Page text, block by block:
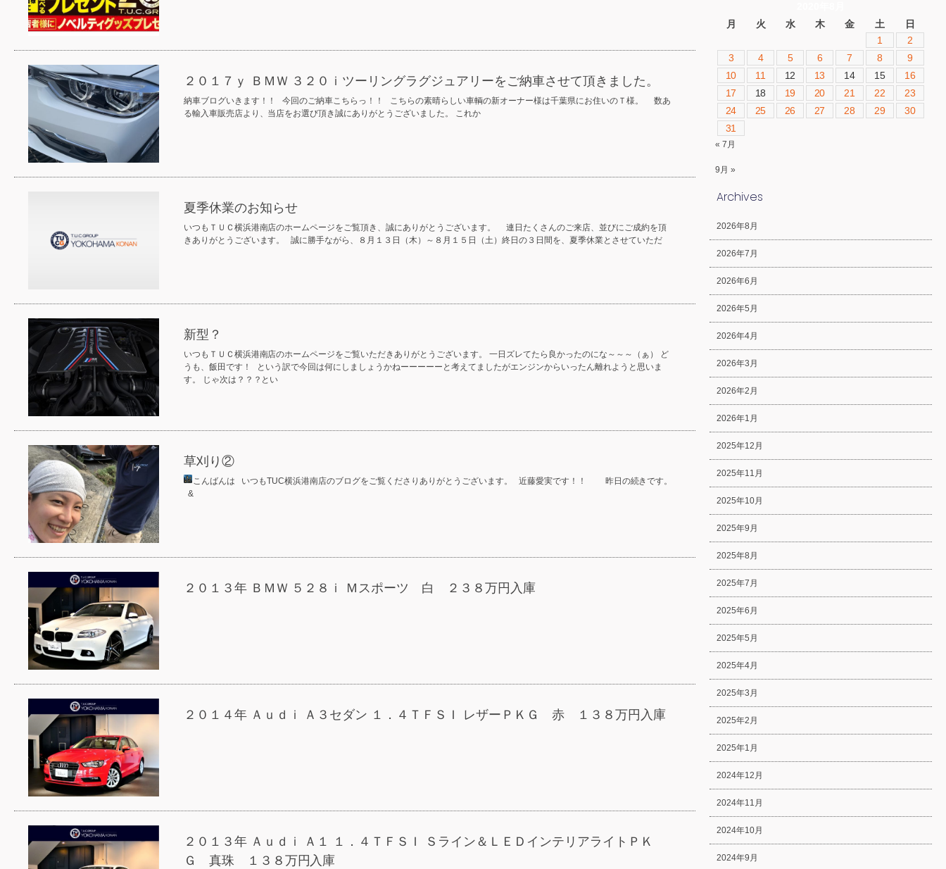
２０１７ｙ ＢＭＷ ３２０ｉツーリングラグジュアリーをご納車させて頂きました。
納車ブログいきます！！ 今回のご納車こちらっ！！ こちらの素晴らしい車輌の新オーナー様は千葉県にお住いのＴ様。 数あ
る輸入車販売店より、当店をお選び頂き誠にありがとうございました。 これか
夏季休業のお知らせ
いつもＴＵＣ横浜港南店のホームページをご覧頂き、誠にありがとうございます。 連日たくさんのご来店、並びにご成約を頂
きありがとうございます。 誠に勝手ながら、８月１３日（木）～８月１５日（土）終日の３日間を、夏季休業とさせていただ
新型？
いつもＴＵＣ横浜港南店のホームページをご覧いただきありがとうございます。 一日ズレてたら良かったのにな～～～（ぁ） ど
うも、飯田です！ という訳で今回は何にしましょうかねーーーーーと考えてましたがエンジンからいったん離れようと思いま
す。 じゃ次は？？？とい
草刈り②
こんばんは いつもTUC横浜港南店のブログをご覧くださりありがとうございます。 近藤愛実です！！ 昨日の続きです。
&
２０１３年 ＢＭＷ ５２８ｉ Ｍスポーツ 白 ２３８万円入庫
２０１４年 Ａｕｄｉ Ａ３セダン １．４ＴＦＳＩ レザーＰＫＧ 赤 １３８万円入庫
２０１３年 Ａｕｄｉ Ａ１ １．４ＴＦＳＩ Ｓライン＆ＬＥＤインテリアライトＰＫ
Ｇ 真珠 １３８万円入庫
月
火 水 木 金 土
日
1
2
3
4 5 6 7 8
9
10
11 12 13 14 15
16
17
18 19 20 21 22
23
24
25 26 27 28 29
30
31
« 7月
9月 »
Archives
2026年8月
2026年7月
2026年6月
2026年5月
2026年4月
2026年3月
2026年2月
2026年1月
2025年12月
2025年11月
2025年10月
2025年9月
2025年8月
2025年7月
2025年6月
2025年5月
2025年4月
2025年3月
2025年2月
2025年1月
2024年12月
2024年11月
2024年10月
2024年9月